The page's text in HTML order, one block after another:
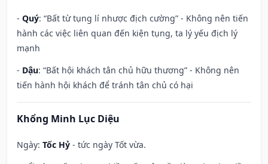
- Quý: “Bất từ tụng lí nhược địch cường” - Không nên tiến
hành các việc liên quan đến kiện tụng, ta lý yếu địch lý
mạnh
- Dậu: “Bất hội khách tân chủ hữu thương” - Không nên
tiến hành hội khách để tránh tân chủ có hại
Khổng Minh Lục Diệu
Ngày: Tốc Hỷ - tức ngày Tốt vừa.